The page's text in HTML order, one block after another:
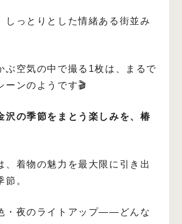
しっとりとした情緒ある街並み
ぶ空気の中で撮る1枚は、まるで
ーンのようです🎬
沢の季節をまとう楽しみを、椿
、着物の魅力を最大限に引き出
節。
・夜のライトアップ——どんな